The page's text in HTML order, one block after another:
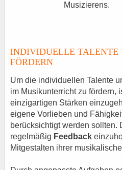
Musizierens.
INDIVIDUELLE TALENTE
FÖRDERN
Um die individuellen Talente
im Musikunterricht zu fördern,
einzigartigen Stärken
eigene Vorlieben und
berücksichtigt werden sollten.
regelmäßig Feedback
Mitgestalten ihrer